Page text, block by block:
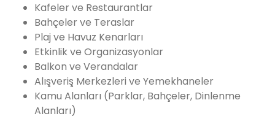
Kafeler ve Restaurantlar
Bahçeler ve Teraslar
Plaj ve Havuz Kenarları
Etkinlik ve Organizasyonlar
Balkon ve Verandalar
Alışveriş Merkezleri ve Yemekhaneler
Kamu Alanları (Parklar, Bahçeler, Dinlenme
Alanları)